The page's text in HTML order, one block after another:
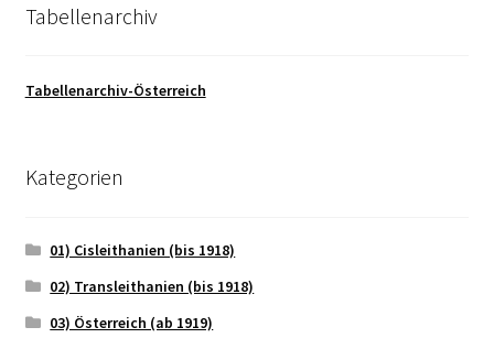
Tabellenarchiv
Tabellenarchiv-Österreich
Kategorien
01) Cisleithanien (bis 1918)
02) Transleithanien (bis 1918)
03) Österreich (ab 1919)